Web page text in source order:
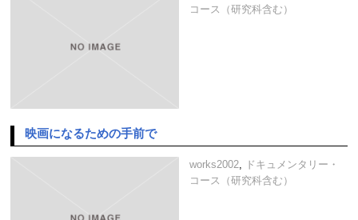
コース（研究科含む）
映画になるための手前で
works2002, ドキュメンタリー・
コース（研究科含む）